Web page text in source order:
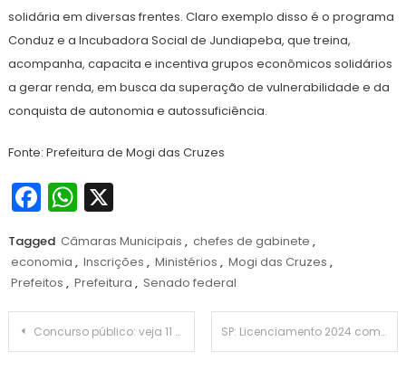
solidária em diversas frentes. Claro exemplo disso é o programa
Conduz e a Incubadora Social de Jundiapeba, que treina,
acompanha, capacita e incentiva grupos econômicos solidários
a gerar renda, em busca da superação de vulnerabilidade e da
conquista de autonomia e autossuficiência.
Fonte: Prefeitura de Mogi das Cruzes
Facebook
WhatsApp
X
Tagged Câmaras Municipais , chefes de gabinete ,
economia , Inscrições , Ministérios , Mogi das Cruzes ,
Prefeitos , Prefeitura , Senado federal
Navegação
Concurso público: veja 11 editais para quem deseja morar na praia SP: Licenciamento 2024 começa neste mês de julho com placas final 1 e 2